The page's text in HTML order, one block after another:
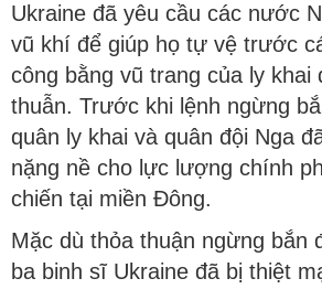
Ukraine đã yêu cầu các nước
vũ khí để giúp họ tự vệ trước
công bằng vũ trang của ly khai
thuẫn. Trước khi lệnh ngừng
quân ly khai và quân đội Nga
nặng nề cho lực lượng chính
chiến tại miền Đông.
Mặc dù thỏa thuận ngừng bắn
ba binh sĩ Ukraine đã bị thiệt